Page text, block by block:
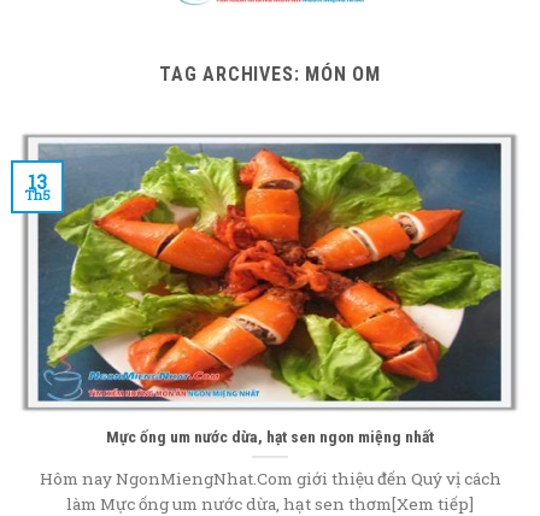
TAG ARCHIVES: MÓN OM
Mực ống um nước dừa, hạt sen ngon miệng nhất
Hôm nay NgonMiengNhat.Com giới thiệu đến Quý vị cách
làm Mực ống um nước dừa, hạt sen thơm[Xem tiếp]
13
Th5